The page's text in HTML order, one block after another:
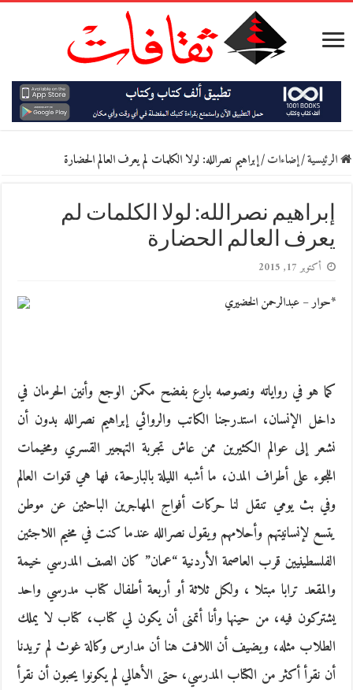
الرئيسية/إضاءات/إبراهيم نصرالله: لولا الكلمات لم يعرف العالم الحضارة
إبراهيم نصرالله: لولا الكلمات لم
يعرف العالم الحضارة
أكتوبر 17, 2015
*حوار – عبدالرحمن الخضيري
كما هو في رواياته ونصوصه بارع بفضح مكمن الوجع وأنين الحرمان في
داخل الإنسان، استدرجنا الكاتب والروائي إبراهيم نصرالله بدون أن
نشعر إلى عوالم الكثيرين ممن عاش تجربة التهجير القسري ومخيمات
اللجوء على أطراف المدن، ما أشبه الليلة بالبارحة، فها هي قنوات العالم
وفي بث يومي تنقل لنا حركات أفواج المهاجرين الباحثين عن موطن
يتسع لإنسانيتهم وأحلامهم ويقول نصرالله عندما كنت في مخيم اللاجئين
الفلسطينيين قرب العاصمة الأردنية “عمان” كان الصف المدرسي خيمة
والمقعد ترابا مبتلا ، ولكل ثلاثة أو أربعة أطفال كتاب مدرسي واحد
يشتركون فيه، من حينها وأنا أتمنى أن يكون لي كتاب، كتاب لا يملك
الطلاب مثله، ويضيف أن اللافت هنا أن مدارس وكالة غوث لم تريدنا
أن نقرأ أكثر من الكتاب المدرسي، حتى الأهالي لم يكونوا يحبون أن نقرأ